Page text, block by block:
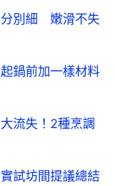
分別細 嫩滑不失
鍋前加一樣材料
流失！2種烹調
試坊間提議總結